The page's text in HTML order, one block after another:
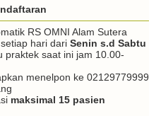
RS OMNI Alam Sutera
hari dari Senin s.d Sabtu
praktek saat ini jam 10.00-
menelpon ke 02129779999
maksimal 15 pasien